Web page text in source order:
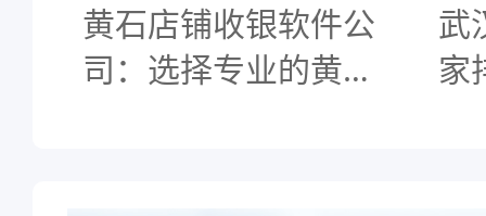
黄石店铺收银软件公
司：选择专业的黄石
武
家